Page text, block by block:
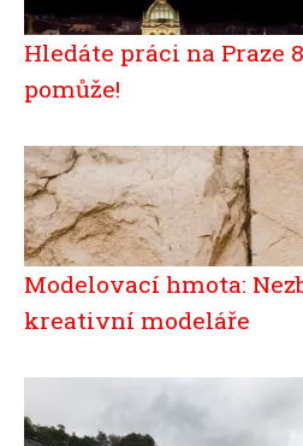
Hledáte práci na Praze
pomůže!
Modelovací hmota:
kreativní modeláře